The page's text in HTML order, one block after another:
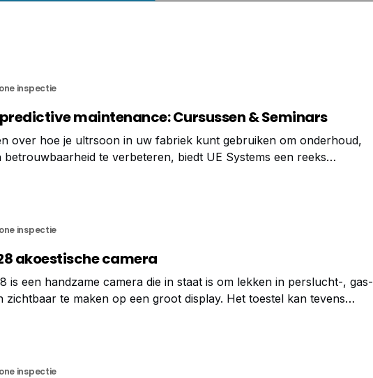
inspectie
maintenance: Cursussen & Seminars
over hoe je ultrsoon in uw fabriek kunt gebruiken om onderhoud,
betrouwbaarheid te verbeteren, biedt UE Systems een reeks
aan voor de tweede helft van 2024: CAT I Ultrasoon Cursus
inspectie
akoestische camera
is een handzame camera die in staat is om lekken in perslucht-, gas-
zichtbaar te maken op een groot display. Het toestel kan tevens
het zichtbaar maken van deelontladingen in
inspectie